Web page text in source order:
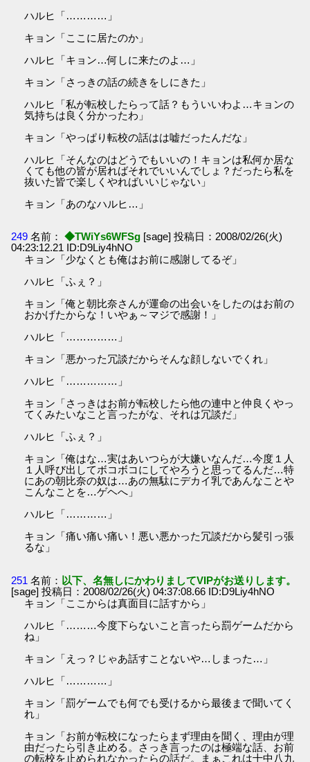
ハルヒ「…………」
キョン「ここに居たのか」
ハルヒ「キョン…何しに来たのよ…」
キョン「さっきの話の続きをしにきた」
ハルヒ「私が転校したらって話？もういいわよ…キョンの
気持ちは良く分かったわ」
キョン「やっぱり転校の話はは嘘だったんだな」
ハルヒ「そんなのはどうでもいいの！キョンは私何か居な
くても他の皆が居ればそれでいいんでしょ？だったら私を
抜いた皆で楽しくやればいいじゃない」
キョン「あのなハルヒ…」
249 名前： ◆TWiYs6WFSg [sage] 投稿日：2008/02/26(火)
04:23:12.21 ID:D9Liy4hNO
キョン「少なくとも俺はお前に感謝してるぞ」
ハルヒ「ふぇ？」
キョン「俺と朝比奈さんが運命の出会いをしたのはお前の
おかげたからな！いやぁ～マジで感謝！」
ハルヒ「……………」
キョン「悪かった冗談だからそんな顔しないでくれ」
ハルヒ「……………」
キョン「さっきはお前が転校したら他の連中と仲良くやっ
てくみたいなこと言ったがな、それは冗談だ」
ハルヒ「ふぇ？」
キョン「俺はな…実はあいつらが大嫌いなんだ…今度１人
１人呼び出してボコボコにしてやろうと思ってるんだ…特
にあの朝比奈の奴は…あの無駄にデカイ乳であんなことや
こんなことを…ゲヘへ」
ハルヒ「…………」
キョン「痛い痛い痛い！悪い悪かった冗談だから髪引っ張
るな」
251 名前： 以下、名無しにかわりましてVIPがお送りします。
[sage] 投稿日：2008/02/26(火) 04:37:08.66 ID:D9Liy4hNO
キョン「ここからは真面目に話すから」
ハルヒ「………今度下らないこと言ったら罰ゲームだから
ね」
キョン「えっ？じゃあ話すことないや…しまった…」
ハルヒ「…………」
キョン「罰ゲームでも何でも受けるから最後まで聞いてく
れ」
キョン「お前が転校になったらまず理由を聞く、理由が理
由だったら引き止める。さっき言ったのは極端な話、お前
の転校を止められなかったらの話だ。まぁこれは十中八九